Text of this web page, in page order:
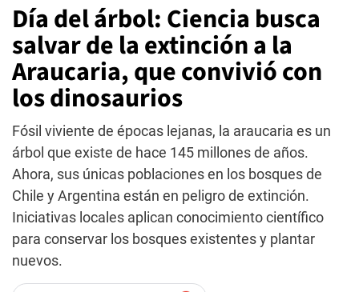
Día del árbol: Ciencia busca
salvar de la extinción a la
Araucaria, que convivió con
los dinosaurios
Fósil viviente de épocas lejanas, la araucaria es un
árbol que existe de hace 145 millones de años.
Ahora, sus únicas poblaciones en los bosques de
Chile y Argentina están en peligro de extinción.
Iniciativas locales aplican conocimiento científico
para conservar los bosques existentes y plantar
nuevos.